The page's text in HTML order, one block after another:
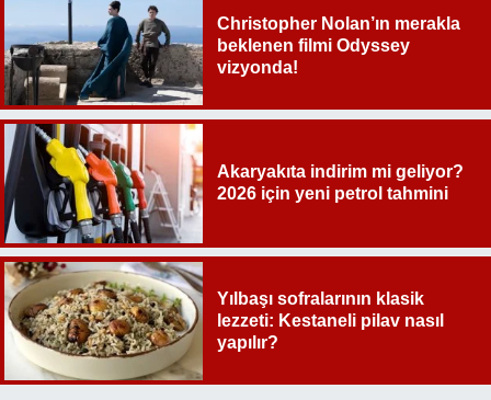
Christopher Nolan’ın merakla
beklenen filmi Odyssey
vizyonda!
Akaryakıta indirim mi geliyor?
2026 için yeni petrol tahmini
Yılbaşı sofralarının klasik
lezzeti: Kestaneli pilav nasıl
yapılır?